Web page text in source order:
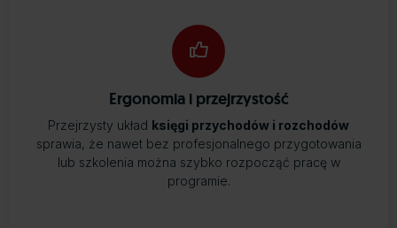
Ergonomia i przejrzystość
Przejrzysty układ księgi przychodów i rozchodów
sprawia, że nawet bez profesjonalnego przygotowania
lub szkolenia można szybko rozpocząć pracę w
programie.